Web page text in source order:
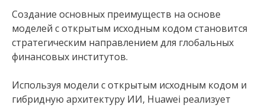
Создание основных преимуществ на основе
моделей с открытым исходным кодом становится
стратегическим направлением для глобальных
финансовых институтов.
Используя модели с открытым исходным кодом и
гибридную архитектуру ИИ, Huawei реализует